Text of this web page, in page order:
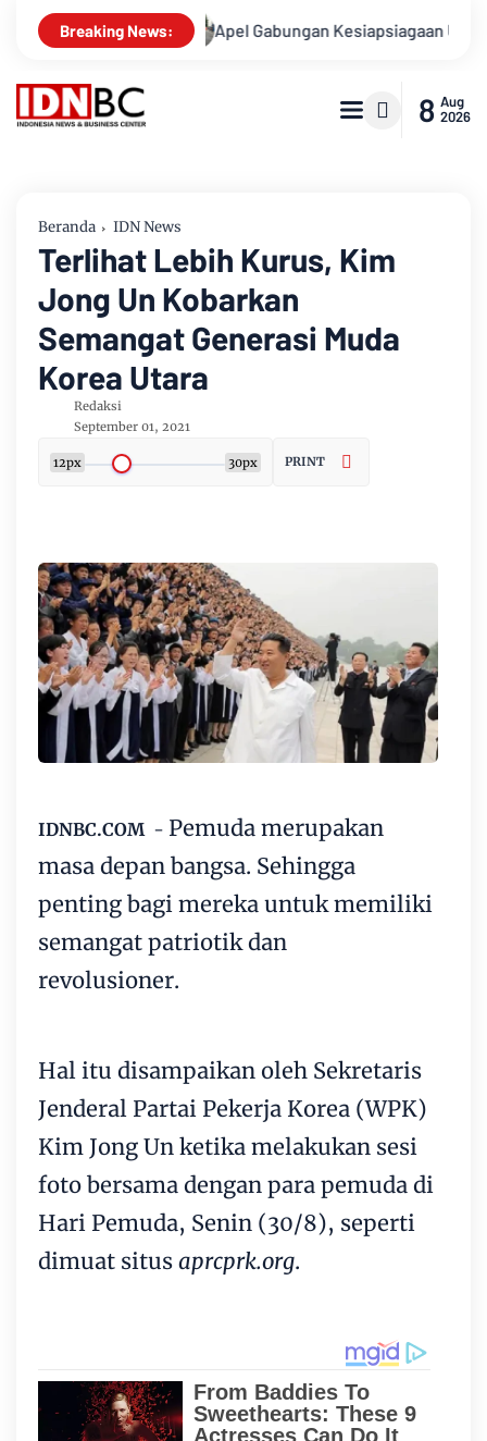
Breaking News:
Apel Gabungan Kesiapsiagaan Untuk
8 Aug
2026
Beranda IDN News
Terlihat Lebih Kurus, Kim
Jong Un Kobarkan
Semangat Generasi Muda
Korea Utara
Redaksi
September 01, 2021
12px 30px PRINT
IDNBC.COM - Pemuda merupakan
masa depan bangsa. Sehingga
penting bagi mereka untuk memiliki
semangat patriotik dan
revolusioner.
Hal itu disampaikan oleh Sekretaris
Jenderal Partai Pekerja Korea (WPK)
Kim Jong Un ketika melakukan sesi
foto bersama dengan para pemuda di
Hari Pemuda, Senin (30/8), seperti
dimuat situs aprcprk.org.